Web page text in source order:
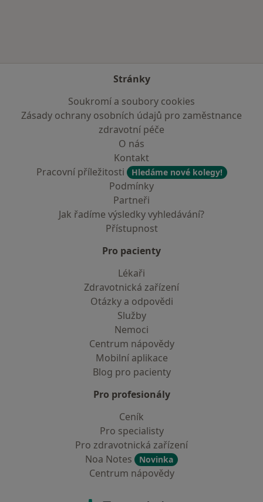
Stránky
Soukromí a soubory cookies
Zásady ochrany osobních údajů pro zaměstnance
zdravotní péče
O nás
Kontakt
Pracovní příležitosti
Hledáme nové kolegy!
Podmínky
Partneři
Jak řadíme výsledky vyhledávání?
Přístupnost
Pro pacienty
Lékaři
Zdravotnická zařízení
Otázky a odpovědi
Služby
Nemoci
Centrum nápovědy
Mobilní aplikace
Blog pro pacienty
Pro profesionály
Ceník
Pro specialisty
Pro zdravotnická zařízení
Noa Notes
Novinka
Centrum nápovědy